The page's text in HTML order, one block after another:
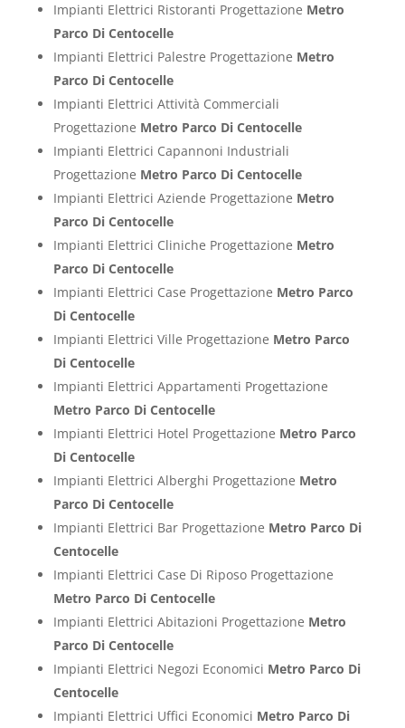
Impianti Elettrici Ristoranti Progettazione Metro
Parco Di Centocelle
Impianti Elettrici Palestre Progettazione Metro
Parco Di Centocelle
Impianti Elettrici Attività Commerciali
Progettazione Metro Parco Di Centocelle
Impianti Elettrici Capannoni Industriali
Progettazione Metro Parco Di Centocelle
Impianti Elettrici Aziende Progettazione Metro
Parco Di Centocelle
Impianti Elettrici Cliniche Progettazione Metro
Parco Di Centocelle
Impianti Elettrici Case Progettazione Metro Parco
Di Centocelle
Impianti Elettrici Ville Progettazione Metro Parco
Di Centocelle
Impianti Elettrici Appartamenti Progettazione
Metro Parco Di Centocelle
Impianti Elettrici Hotel Progettazione Metro Parco
Di Centocelle
Impianti Elettrici Alberghi Progettazione Metro
Parco Di Centocelle
Impianti Elettrici Bar Progettazione Metro Parco Di
Centocelle
Impianti Elettrici Case Di Riposo Progettazione
Metro Parco Di Centocelle
Impianti Elettrici Abitazioni Progettazione Metro
Parco Di Centocelle
Impianti Elettrici Negozi Economici Metro Parco Di
Centocelle
Impianti Elettrici Uffici Economici Metro Parco Di